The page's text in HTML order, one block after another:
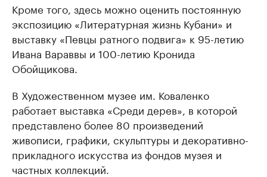
Кроме того, здесь можно оценить постоянную
экспозицию «Литературная жизнь Кубани» и
выставку «Певцы ратного подвига» к 95-летию
Ивана Вараввы и 100-летию Кронида
Обойщикова.
В Художественном музее им. Коваленко
работает выставка «Среди дерев», в которой
представлено более 80 произведений
живописи, графики, скульптуры и декоративно-
прикладного искусства из фондов музея и
частных коллекций.